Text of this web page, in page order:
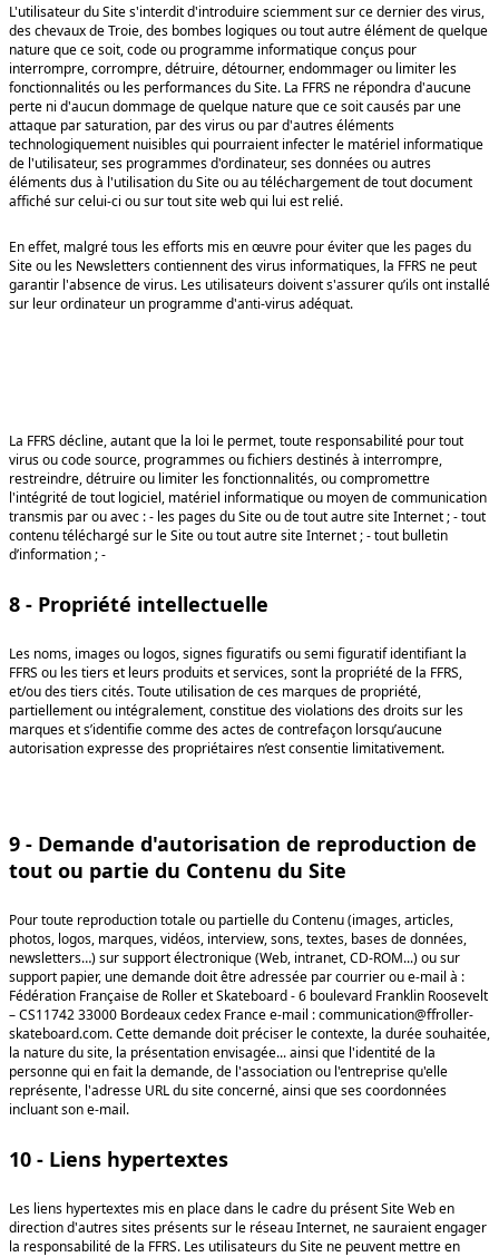
L'utilisateur du Site s'interdit d'introduire sciemment sur ce dernier des virus,
des chevaux de Troie, des bombes logiques ou tout autre élément de quelque
nature que ce soit, code ou programme informatique conçus pour
interrompre, corrompre, détruire, détourner, endommager ou limiter les
fonctionnalités ou les performances du Site. La FFRS ne répondra d'aucune
perte ni d'aucun dommage de quelque nature que ce soit causés par une
attaque par saturation, par des virus ou par d'autres éléments
technologiquement nuisibles qui pourraient infecter le matériel informatique
de l'utilisateur, ses programmes d'ordinateur, ses données ou autres
éléments dus à l'utilisation du Site ou au téléchargement de tout document
affiché sur celui-ci ou sur tout site web qui lui est relié.
En effet, malgré tous les efforts mis en œuvre pour éviter que les pages du
Site ou les Newsletters contiennent des virus informatiques, la FFRS ne peut
garantir l'absence de virus. Les utilisateurs doivent s'assurer qu’ils ont installé
sur leur ordinateur un programme d'anti-virus adéquat.
La FFRS décline, autant que la loi le permet, toute responsabilité pour tout
virus ou code source, programmes ou fichiers destinés à interrompre,
restreindre, détruire ou limiter les fonctionnalités, ou compromettre
l'intégrité de tout logiciel, matériel informatique ou moyen de communication
transmis par ou avec : - les pages du Site ou de tout autre site Internet ; - tout
contenu téléchargé sur le Site ou tout autre site Internet ; - tout bulletin
d’information ; -
8 - Propriété intellectuelle
Les noms, images ou logos, signes figuratifs ou semi figuratif identifiant la
FFRS ou les tiers et leurs produits et services, sont la propriété de la FFRS,
et/ou des tiers cités. Toute utilisation de ces marques de propriété,
partiellement ou intégralement, constitue des violations des droits sur les
marques et s’identifie comme des actes de contrefaçon lorsqu’aucune
autorisation expresse des propriétaires n’est consentie limitativement.
9 - Demande d'autorisation de reproduction de
tout ou partie du Contenu du Site
Pour toute reproduction totale ou partielle du Contenu (images, articles,
photos, logos, marques, vidéos, interview, sons, textes, bases de données,
newsletters…) sur support électronique (Web, intranet, CD-ROM...) ou sur
support papier, une demande doit être adressée par courrier ou e-mail à :
Fédération Française de Roller et Skateboard - 6 boulevard Franklin Roosevelt
– CS11742 33000 Bordeaux cedex France e-mail : communication@ffroller-
skateboard.com. Cette demande doit préciser le contexte, la durée souhaitée,
la nature du site, la présentation envisagée... ainsi que l'identité de la
personne qui en fait la demande, de l'association ou l'entreprise qu'elle
représente, l'adresse URL du site concerné, ainsi que ses coordonnées
incluant son e-mail.
10 - Liens hypertextes
Les liens hypertextes mis en place dans le cadre du présent Site Web en
direction d'autres sites présents sur le réseau Internet, ne sauraient engager
la responsabilité de la FFRS. Les utilisateurs du Site ne peuvent mettre en